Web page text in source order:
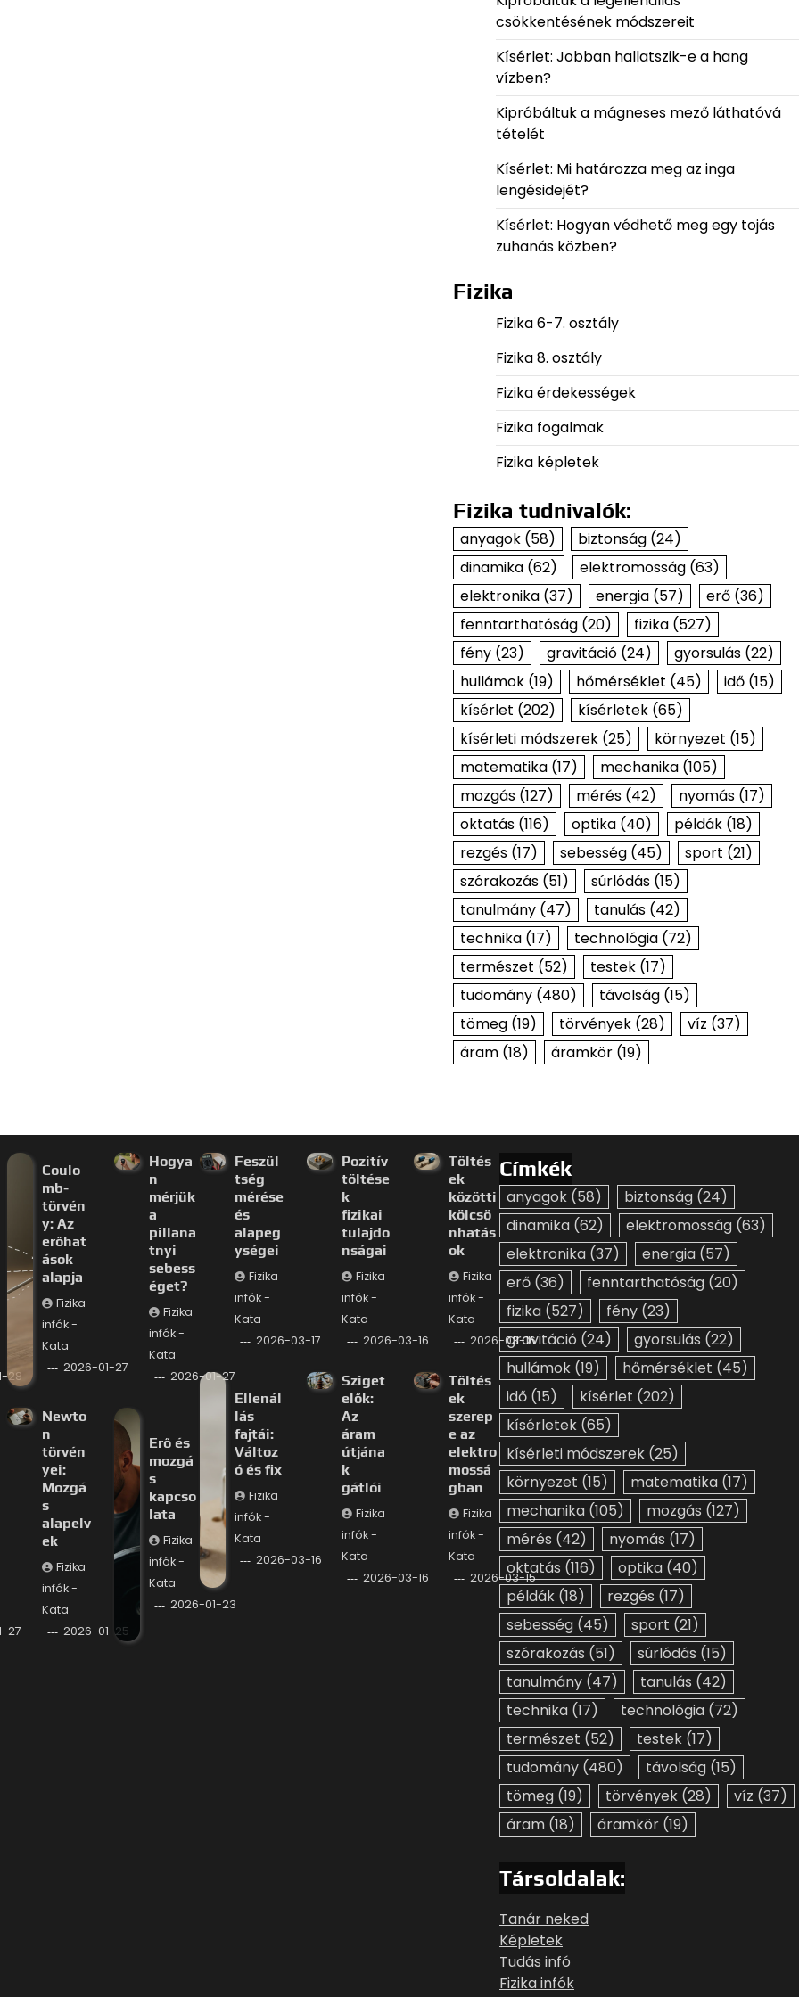
csökkentésének módszereit
Kísérlet: Jobban hallatszik-e a hang
vízben?
Kipróbáltuk a mágneses mező láthatóvá
tételét
Kísérlet: Mi határozza meg az inga
lengésidejét?
Kísérlet: Hogyan védhető meg egy tojás
zuhanás közben?
Fizika
Fizika 6-7. osztály
Fizika 8. osztály
Fizika érdekességek
Fizika fogalmak
Fizika képletek
Fizika tudnivalók:
anyagok(58) biztonság(24)
dinamika(62) elektromosság(63)
elektronika(37) energia(57) erő(36)
fenntarthatóság(20) fizika(527)
fény(23) gravitáció(24) gyorsulás(22)
hullámok(19) hőmérséklet (45) idő(15)
kísérlet (202) kísérletek(65)
kísérleti módszerek(25) környezet (15)
matematika(17) mechanika(105)
mozgás(127) mérés(42) nyomás(17)
oktatás(116) optika(40) példák(18)
rezgés(17) sebesség(45) sport (21)
szórakozás(51) súrlódás(15)
tanulmány(47) tanulás(42)
technika(17) technológia(72)
természet (52) testek(17)
tudomány(480) távolság(15)
tömeg(19) törvények(28) víz (37)
áram(18) áramkör(19)
28
Coulo
mb-
törvén
y: Az
erőhat
ások
alapja
Fizika
infók -
Kata
2026-01-27
Hogya
n
mérjük
a
pillana
tnyi
sebess
éget?
Fizika
infók -
Kata
2026-01-27
27
Newto
n
törvén
yei:
Mozgá
s
alapelv
ek
Fizika
infók -
Kata
2026-01-25
Erő és
mozgá
s
kapcso
lata
Fizika
infók -
Kata
2026-01-23
Feszül
tség
mérése
és
alapeg
ységei
Fizika
infók -
Kata
2026-03-17
Pozitív
töltése
k
fizikai
tulajdo
nságai
Fizika
infók -
Kata
2026-03-16
Töltés
ek
közötti
kölcsö
nhatás
ok
Fizika
infók -
Kata
2026-03-16
Ellenál
lás
fajtái:
Változ
ó és fix
Fizika
infók -
Kata
2026-03-16
Sziget
elők:
Az
áram
útjána
k
gátlói
Fizika
infók -
Kata
2026-03-16
Töltés
ek
szerep
e az
elektro
mossá
gban
Fizika
infók -
Kata
2026-03-15
Címkék
anyagok (58) biztonság (24)
dinamika (62) elektromosság (63)
elektronika (37) energia (57)
erő (36) fenntarthatóság (20)
fizika (527) fény (23)
gravitáció (24) gyorsulás (22)
hullámok (19) hőmérséklet (45)
idő (15) kísérlet (202)
kísérletek (65)
kísérleti módszerek (25)
környezet (15) matematika (17)
mechanika (105) mozgás (127)
mérés (42) nyomás (17)
oktatás (116) optika (40)
példák (18) rezgés (17)
sebesség (45) sport (21)
szórakozás (51) súrlódás (15)
tanulmány (47) tanulás (42)
technika (17) technológia (72)
természet (52) testek (17)
tudomány (480) távolság (15)
tömeg (19) törvények (28) víz (37)
áram (18) áramkör (19)
Társoldalak:
Tanár neked
Képletek
Tudás infó
Fizika infók